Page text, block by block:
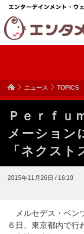
ニュース TOPICS
Ｐｅｒｆｕ
メーショ
「ネクスト
2015年11月26日 / 16:19
メルセデス・ベン
６日、東京都内で行